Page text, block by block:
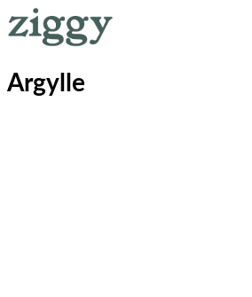
Argylle